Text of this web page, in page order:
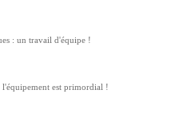
: un travail d'équipe !
est primordial !